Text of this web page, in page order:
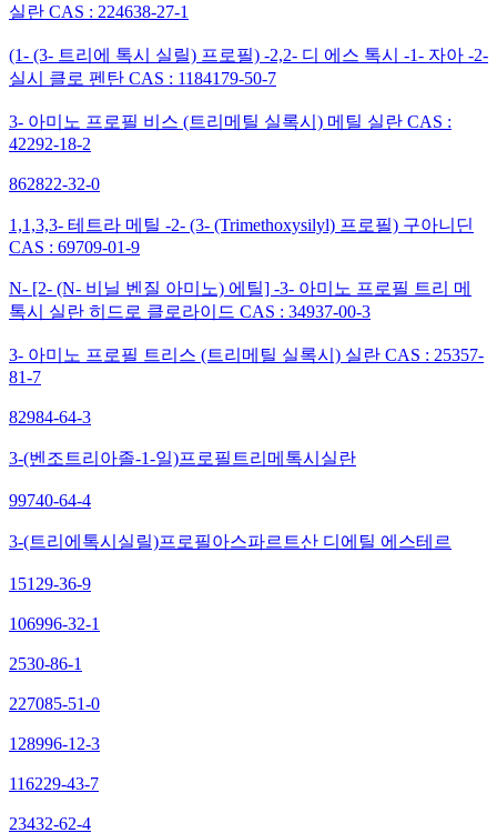
실란 CAS : 224638-27-1
(1- (3- 트리에 톡시 실릴) 프로필) -2,2- 디 에스 톡시 -1- 자아 -2-
실시 클로 펜탄 CAS : 1184179-50-7
3- 아미노 프로필 비스 (트리메틸 실록시) 메틸 실란 CAS :
42292-18-2
862822-32-0
1,1,3,3- 테트라 메틸 -2- (3- (Trimethoxysilyl) 프로필) 구아니딘
CAS : 69709-01-9
N- [2- (N- 비닐 벤질 아미노) 에틸] -3- 아미노 프로필 트리 메
톡시 실란 히드로 클로라이드 CAS : 34937-00-3
3- 아미노 프로필 트리스 (트리메틸 실록시) 실란 CAS : 25357-
81-7
82984-64-3
3-(벤조트리아졸-1-일)프로필트리메톡시실란
99740-64-4
3-(트리에톡시실릴)프로필아스파르트산 디에틸 에스테르
15129-36-9
106996-32-1
2530-86-1
227085-51-0
128996-12-3
116229-43-7
23432-62-4